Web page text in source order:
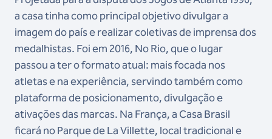
a casa tinha como principal objetivo divulgar a
imagem do país e realizar coletivas de imprensa dos
medalhistas. Foi em 2016, No Rio, que o lugar
passou a ter o formato atual: mais focada nos
atletas e na experiência, servindo também como
plataforma de posicionamento, divulgação e
ativações das marcas. Na França, a Casa Brasil
ficará no Parque de La Villette, local tradicional e